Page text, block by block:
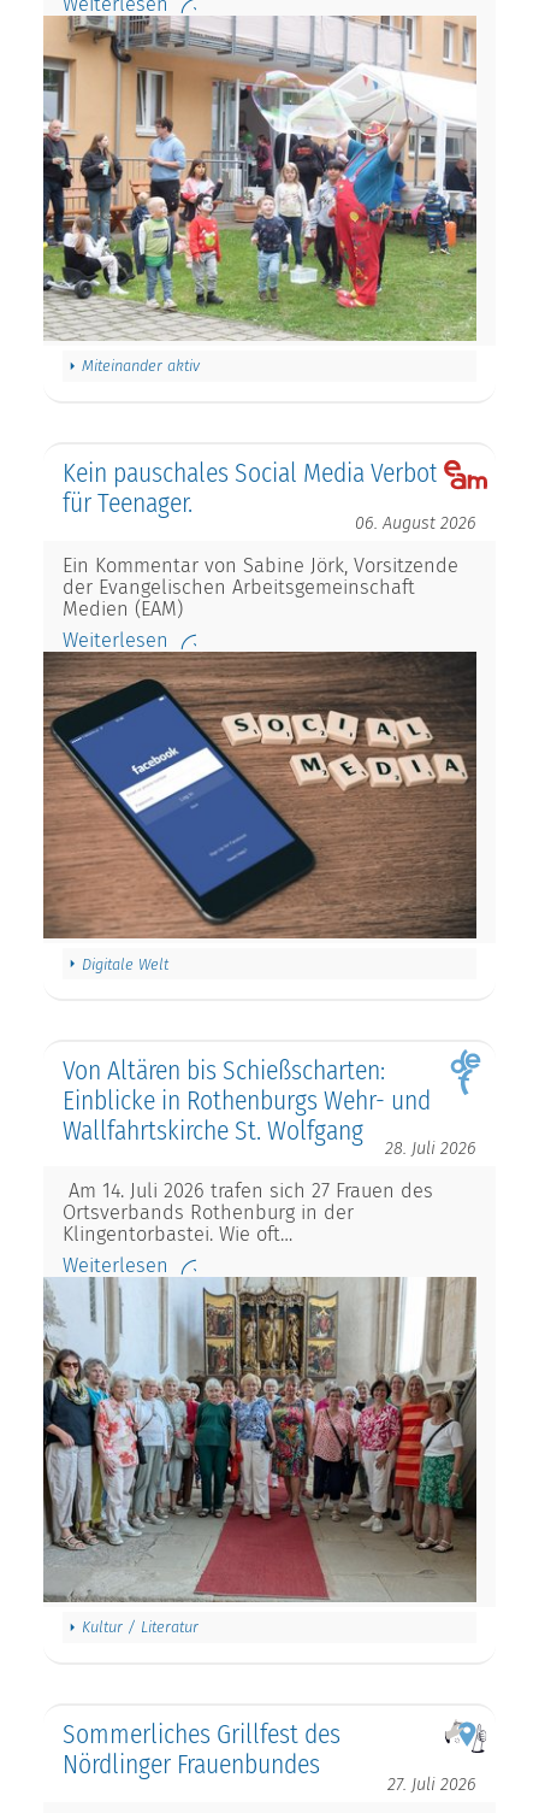
Miteinander aktiv
Kein pauschales Social Media Verbot
für Teenager.
06. August 2026
Ein Kommentar von Sabine Jörk, Vorsitzende
der Evangelischen Arbeitsgemeinschaft
Medien (EAM)
Weiterlesen
Digitale Welt
Von Altären bis Schießscharten:
Einblicke in Rothenburgs Wehr- und
Wallfahrtskirche St. Wolfgang
28. Juli 2026
Am 14. Juli 2026 trafen sich 27 Frauen des
Ortsverbands Rothenburg in der
Klingentorbastei. Wie oft…
Weiterlesen
Kultur / Literatur
Sommerliches Grillfest des
Nördlinger Frauenbundes
27. Juli 2026